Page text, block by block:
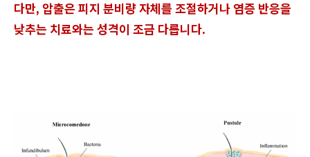
다만, 압출은 피지 분비량 자체를 조절하거나 염증 반응을
낮추는 치료와는 성격이 조금 다릅니다.